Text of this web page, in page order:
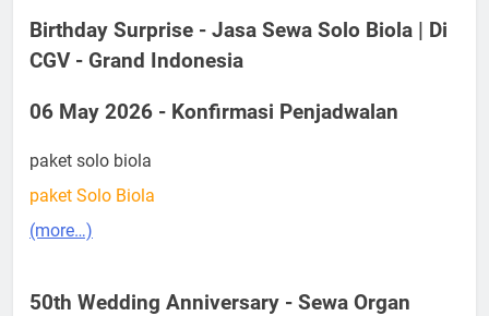
Birthday Surprise - Jasa Sewa Solo Biola | Di
CGV - Grand Indonesia
06 May 2026 - Konfirmasi Penjadwalan
paket solo biola
paket Solo Biola
(more…)
50th Wedding Anniversary - Sewa Organ